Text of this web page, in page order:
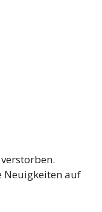
Neuigkeiten auf